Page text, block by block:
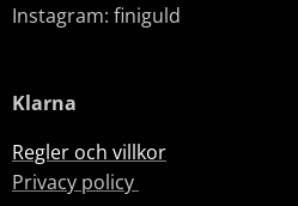
Instagram: finiguld
Klarna
Regler och villkor
Privacy policy